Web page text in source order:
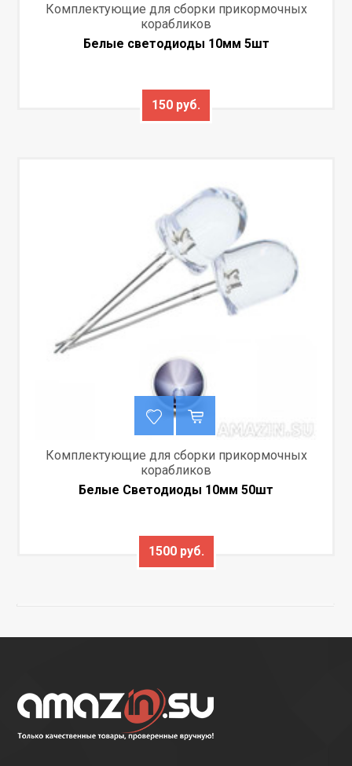
Комплектующие для сборки прикормочных
корабликов
Белые светодиоды 10мм 5шт
150 руб.
Комплектующие для сборки прикормочных
корабликов
Белые Светодиоды 10мм 50шт
1500 руб.